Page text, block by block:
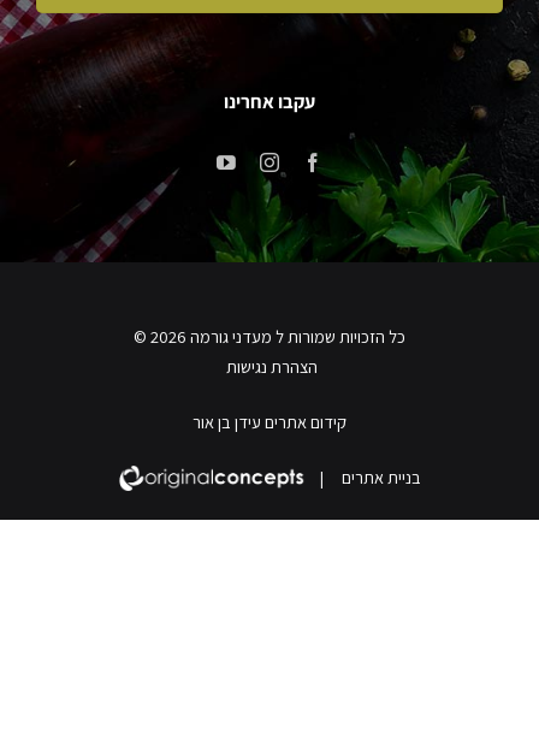
עקבו אחרינו
כל הזכויות שמורות ל מעדני גורמה 2026 ©
הצהרת נגישות
קידום אתרים עידן בן אור
בניית אתרים |